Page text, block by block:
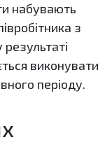
набувають
з
виконувати
періоду.